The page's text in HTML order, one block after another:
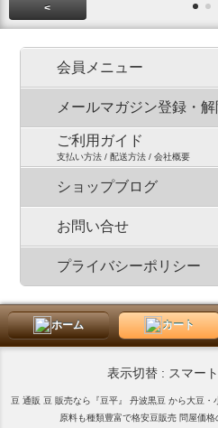
<
会員メニュー
メールマガジン登録・解
ご利用ガイド
支払い方法 / 配送方法 / 会社概要
ショップブログ
お問い合せ
プライバシーポリシー
ホーム カート
表示切替 : スマー
豆 通販 豆 販売なら『豆平』 丹波黒豆 から大豆
原料も種類豊富で格安豆販売 問屋価